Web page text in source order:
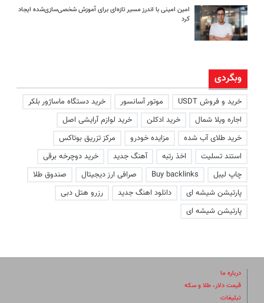
امین امینی با اندرز مسیر تازه‌ای برای آموزش شخصی‌سازی‌شده ایجاد
کرد
وبگردی
خرید و فروش USDT موتور آسانسور
خرید دستگاه ماساژور بلکر
اجاره ویلا شمال
خرید ادکلن
خرید لوازم آرایشی اصل
خرید طلای آب شده
مزایده خودرو
مرکز تزریق بوتاکس
استند تسلیت
اخذ رتبه آهنگ جدید
خرید دوچرخه برقی
چاپ لیبل
Buy backlinks صرافی ارز دیجیتال
صندوق طلا
پارتیشن شیشه ای
دانلود اهنگ جدید
رزرو هتل دبی
پارتیشن شیشه ای
درباره ما
قیمت دلار، طلا و سکه
تبلیغات